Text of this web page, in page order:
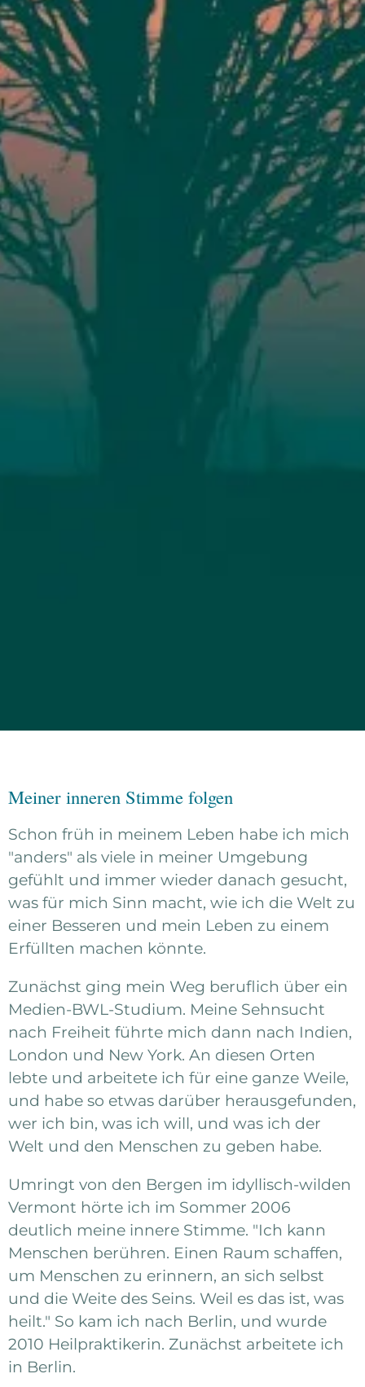
Meiner inneren Stimme folgen
Schon früh in meinem Leben habe ich mich
"anders" als viele in meiner Umgebung
gefühlt und immer wieder danach gesucht,
was für mich Sinn macht, wie ich die Welt zu
einer Besseren und mein Leben zu einem
Erfüllten machen könnte.
Zunächst ging mein Weg beruflich über ein
Medien-BWL-Studium. Meine Sehnsucht
nach Freiheit führte mich dann nach Indien,
London und New York. An diesen Orten
lebte und arbeitete ich für eine ganze Weile,
und habe so etwas darüber herausgefunden,
wer ich bin, was ich will, und was ich der
Welt und den Menschen zu geben habe.
Umringt von den Bergen im idyllisch-wilden
Vermont hörte ich im Sommer 2006
deutlich meine innere Stimme. "Ich kann
Menschen berühren. Einen Raum schaffen,
um Menschen zu erinnern, an sich selbst
und die Weite des Seins. Weil es das ist, was
heilt." So kam ich nach Berlin, und wurde
2010 Heilpraktikerin. Zunächst arbeitete ich
in Berlin.